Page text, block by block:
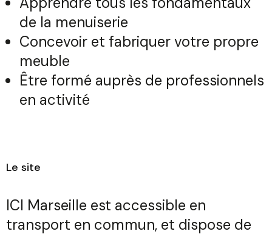
de la menuiserie
Concevoir et fabriquer votre propre
meuble
Être formé auprès de professionnels
en activité
Le site
ICI Marseille est accessible en
transport en commun, et dispose de